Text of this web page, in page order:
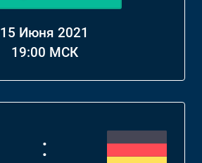
15 Июня 2021
19:00 МСК
: